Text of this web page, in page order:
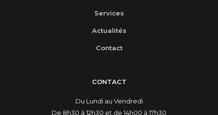
Services
Actualités
Contact
CONTACT
Du Lundi au Vendredi
De 8h30 à 12h30 et de 14h00 à 17h30